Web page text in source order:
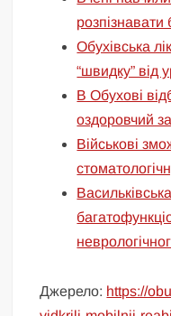
розпізнавати
Обухівська
“швидку” від
В Обухові
оздоровчий
Військові
Джерело: https://